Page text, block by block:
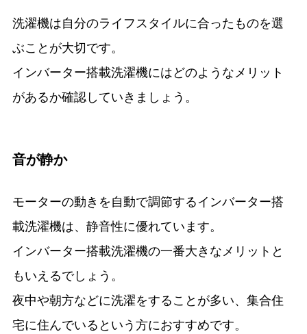
洗濯機は自分のライフスタイルに合ったものを選
ぶことが大切です。
インバーター搭載洗濯機にはどのようなメリット
があるか確認していきましょう。
音が静か
モーターの動きを自動で調節するインバーター搭
載洗濯機は、静音性に優れています。
インバーター搭載洗濯機の一番大きなメリットと
もいえるでしょう。
夜中や朝方などに洗濯をすることが多い、集合住
宅に住んでいるという方におすすめです。